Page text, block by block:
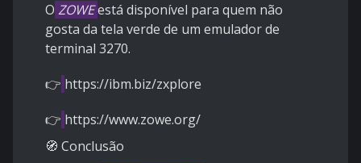
O ZOWEestá disponível para quem não
gosta da tela verde de um emulador de
terminal 3270.
👉 https://ibm.biz/zxplore
👉 https://www.zowe.org/
🧭 Conclusão